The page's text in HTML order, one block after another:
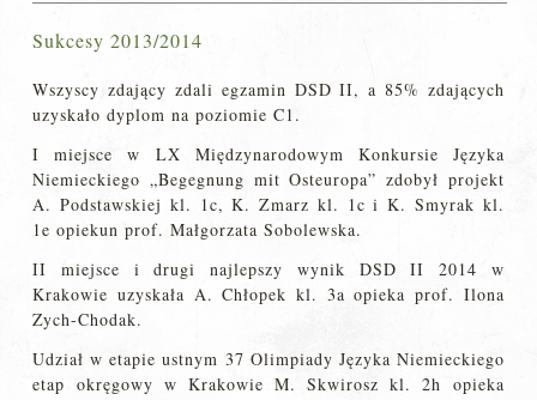
Sukcesy 2013/2014
Wszyscy zdający zdali egzamin DSD II, a 85% zdających
uzyskało dyplom na poziomie C1.
I miejsce w LX Międzynarodowym Konkursie Języka
Niemieckiego „Begegnung mit Osteuropa” zdobył projekt
A. Podstawskiej kl. 1c, K. Zmarz kl. 1c i K. Smyrak kl.
1e opiekun prof. Małgorzata Sobolewska.
II miejsce i drugi najlepszy wynik DSD II 2014 w
Krakowie uzyskała A. Chłopek kl. 3a opieka prof. Ilona
Zych-Chodak.
Udział w etapie ustnym 37 Olimpiady Języka Niemieckiego
etap okręgowy w Krakowie M. Skwirosz kl. 2h opieka